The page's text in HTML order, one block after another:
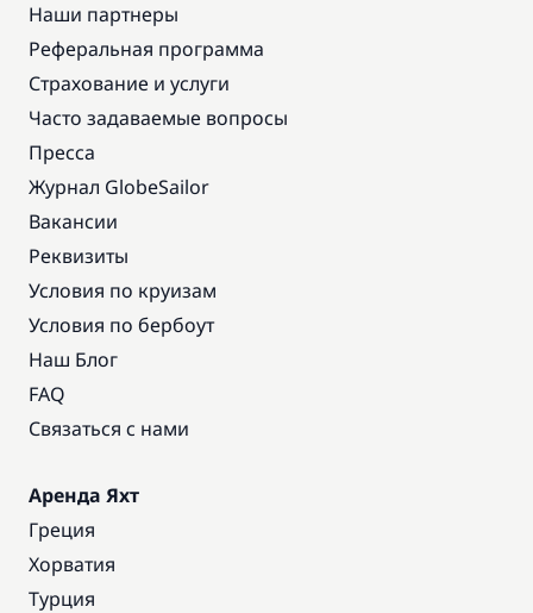
Наши партнеры
Реферальная программа
Страхование и услуги
Часто задаваемые вопросы
Пресса
Журнал GlobeSailor
Вакансии
Реквизиты
Условия по круизам
Условия по бербоут
Наш Блог
FAQ
Связаться с нами
Аренда Яхт
Греция
Хорватия
Турция